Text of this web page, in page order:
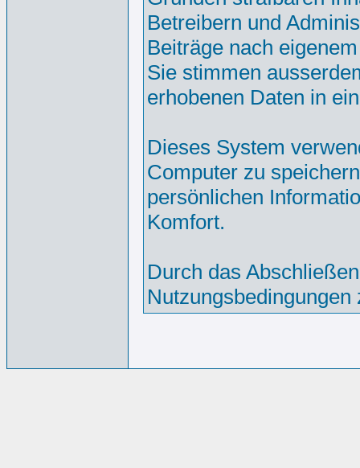
Betreibern und
Beiträge nach
Sie stimmen
erhobenen Daten in
Dieses System
Computer zu
persönlichen
Komfort.
Durch das
Nutzungsbedingungen